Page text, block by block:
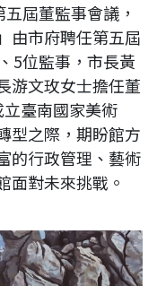
屆董監事會議，
由市府聘任第五屆
5位監事，市長黃
游文玫女士擔任董
臺南國家美術
型之際，期盼館方
的行政管理、藝術
面對未來挑戰。
京檜畫廊